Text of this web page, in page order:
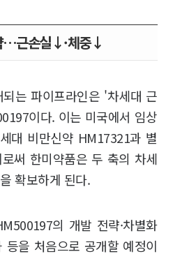
…근손실↓·체중↓
는 파이프라인은 '차세대 근
이다. 이는 미국에서 임상
대 비만신약 HM17321과 별
써 한미약품은 두 축의 차세
확보하게 된다.
의 개발 전략·차별화
등을 처음으로 공개할 예정이